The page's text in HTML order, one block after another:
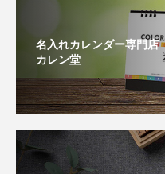
名入れカレンダー専門店
カレン堂